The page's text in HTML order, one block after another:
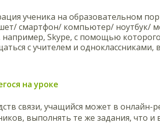
ученика на образовательном
смартфон/ компьютер/ ноутбук/
например, Skype, с помощью
с учителем и одноклассниками,
на уроке
связи, учащийся может в онлайн-
выполнять те же задания, что и